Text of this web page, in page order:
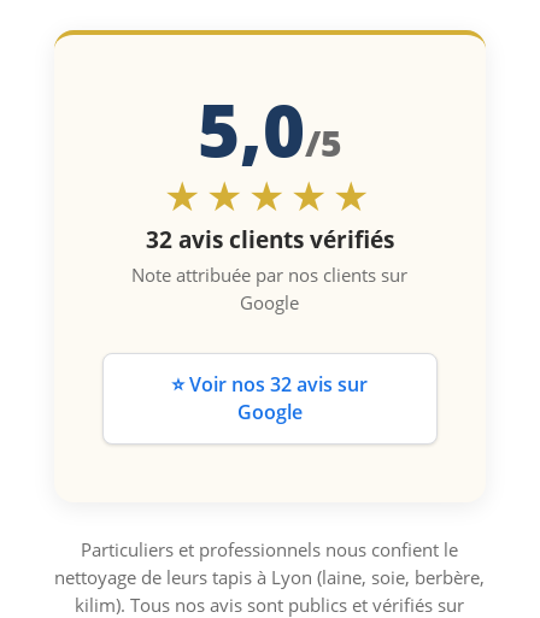
5,0/5
★★★★★
32 avis clients vérifiés
Note attribuée par nos clients sur
Google
⭐ Voir nos 32 avis sur
Google
Particuliers et professionnels nous confient le
nettoyage de leurs tapis à Lyon (laine, soie, berbère,
kilim). Tous nos avis sont publics et vérifiés sur